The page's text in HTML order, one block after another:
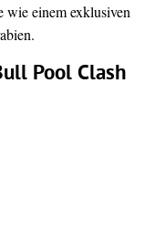
wie einem exklusiven
Pool Clash